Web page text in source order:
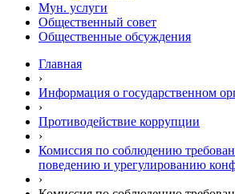
Мун. услуги
Общественный совет
Общественные обсуждения
Главная
›
Информация о государственном
›
Противодействие коррупции
›
Комиссия по соблюдению
поведению и урегулированию
›